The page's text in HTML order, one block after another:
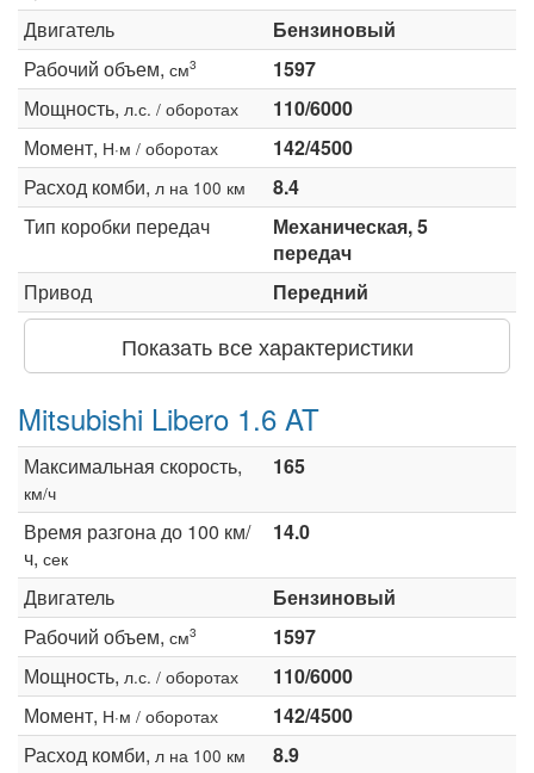
Двигатель
Бензиновый
Рабочий объем, см3
1597
Мощность, л.с. / оборотах
110/6000
Момент, Н·м / оборотах
142/4500
Расход комби, л на 100 км
8.4
Тип коробки передач
Механическая, 5
передач
Привод
Передний
Показать все характеристики
Mitsubishi Libero 1.6 AT
Максимальная скорость,
км/ч
165
Время разгона до 100 км/
ч, сек
14.0
Двигатель
Бензиновый
Рабочий объем, см3
1597
Мощность, л.с. / оборотах
110/6000
Момент, Н·м / оборотах
142/4500
Расход комби, л на 100 км 8.9